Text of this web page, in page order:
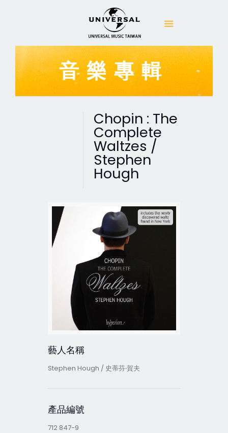
音樂專輯
Chopin : The
Complete
Waltzes /
Stephen
Hough
藝人名稱
Stephen Hough / 史蒂芬‧賀夫
產品編號
712 847-9